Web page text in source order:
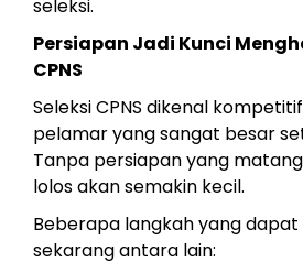
seleksi.
Persiapan Jadi Kunci
CPNS
Seleksi CPNS dikenal
pelamar yang sangat besar
Tanpa persiapan yang
lolos akan semakin kecil.
Beberapa langkah yang dapat
sekarang antara lain: